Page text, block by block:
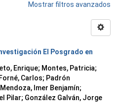
Mostrar filtros avanzados
El Posgrado en
Enrique; Montes, Patricia;
Carlos; Padrón
Imer Benjamín;
Pilar; González Galván, Jorge